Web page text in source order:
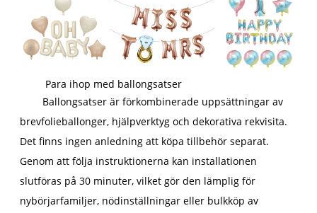
Para ihop med ballongsatser
Ballongsatser är förkombinerade uppsättningar av
brevfolieballonger, hjälpverktyg och dekorativa rekvisita.
Det finns ingen anledning att köpa tillbehör separat.
Genom att följa instruktionerna kan installationen
slutföras på 30 minuter, vilket gör den lämplig för
nybörjarfamiljer, nödinställningar eller bulkköp av